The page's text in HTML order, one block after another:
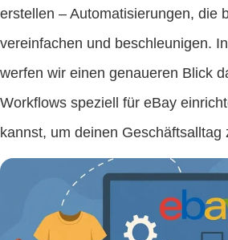
erstellen – Automatisierungen, die
vereinfachen und beschleunigen.
werfen wir einen genaueren Blick
Workflows speziell für eBay
kannst, um deinen Geschäftsalltag